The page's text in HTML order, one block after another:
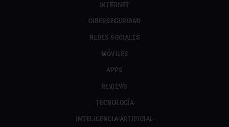
INTERNET
CIBERSEGURIDAD
REDES SOCIALES
MÓVILES
APPS
REVIEWS
TECNOLOGÍA
INTELIGENCIA ARTIFICIAL